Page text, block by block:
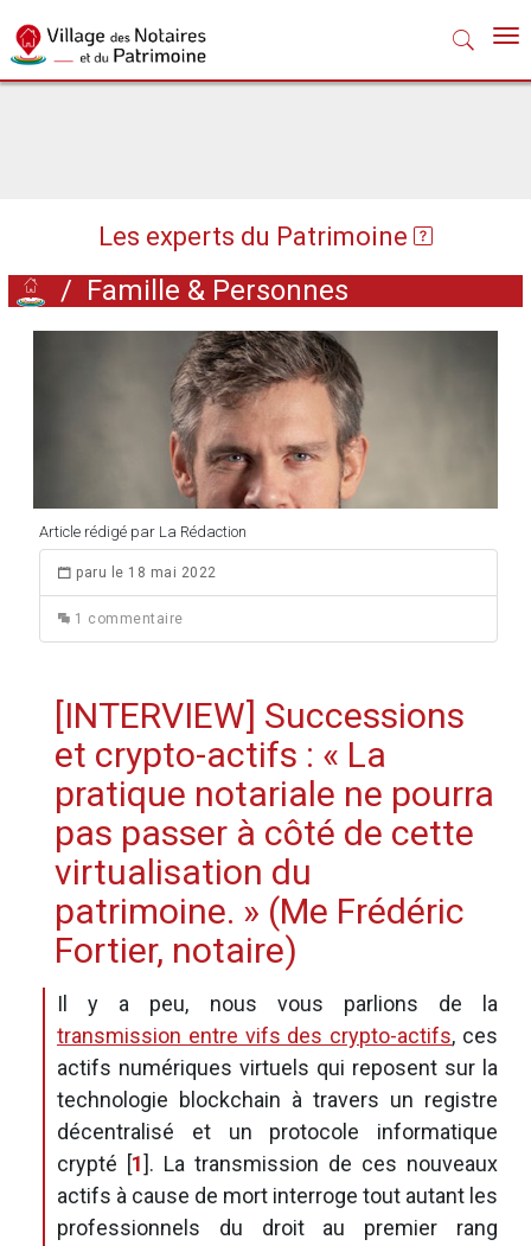
Les experts du Patrimoine
/ Famille & Personnes
Article rédigé par La Rédaction
paru le 18 mai 2022
1 commentaire
[INTERVIEW] Successions
et crypto-actifs : « La
pratique notariale ne pourra
pas passer à côté de cette
virtualisation du
patrimoine. » (Me Frédéric
Fortier, notaire)
Il y a peu, nous vous parlions de la
transmission entre vifs des crypto-actifs, ces
actifs numériques virtuels qui reposent sur la
technologie blockchain à travers un registre
décentralisé et un protocole informatique
crypté [1]. La transmission de ces nouveaux
actifs à cause de mort interroge tout autant les
professionnels du droit au premier rang